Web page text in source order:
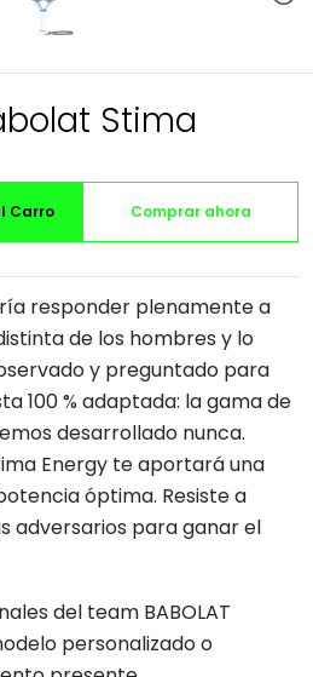
Stima
Carro Comprar ahora
responder plenamente a
de los hombres y lo
y preguntado para
100 % adaptada: la gama de
desarrollado nunca.
Energy te aportará una
óptima. Resiste a
adversarios para ganar el
del team BABOLAT
personalizado o